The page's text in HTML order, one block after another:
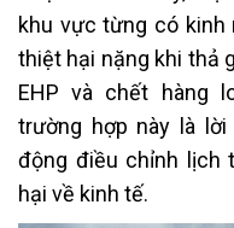
khu vực từng có kinh
thiệt hại nặng khi thả
EHP và chết hàng
trường hợp này là
động điều chỉnh lịch
hại về kinh tế.